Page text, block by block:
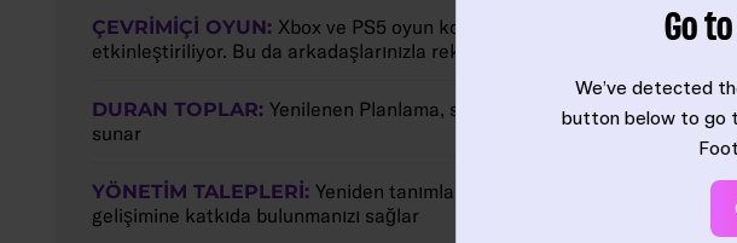
ÇEVRIMIÇI OYUN: Xbox ve PS5 oyun konsolları arasında çapraz oyun
etkinleştiriliyor. Bu da arkadaşlarınızla rekabet etmeniz için size daha
DURAN TOPLAR: Yenilenen Planlama, sahanın iki ucunda da etki
sunar
YÖNETIM TALEPLERI: Yeniden tanımlanan sistem, sesinizi daha iyi
gelişimine katkıda bulunmanızı sağlar
Go
We’ve detected
button below to go